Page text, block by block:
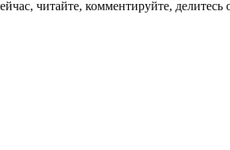
читайте, комментируйте,